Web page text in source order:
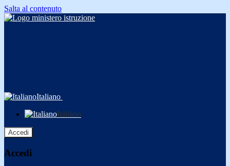
Salta al contenuto
Italiano
Italiano
Accedi
Accedi